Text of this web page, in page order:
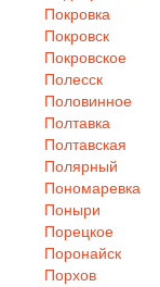
Покровка
Покровск
Покровское
Полесск
Половинное
Полтавка
Полтавская
Полярный
Пономаревка
Поныри
Порецкое
Поронайск
Порхов